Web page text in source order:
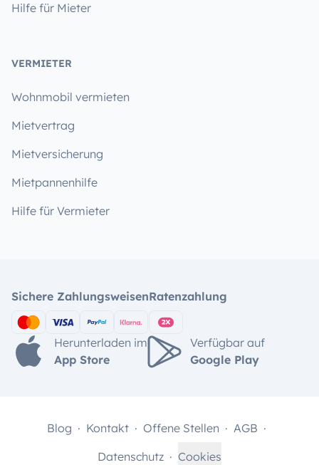
Hilfe für Mieter
VERMIETER
Wohnmobil vermieten
Mietvertrag
Mietversicherung
Mietpannenhilfe
Hilfe für Vermieter
Sichere ZahlungsweisenRatenzahlung
Herunterladen im
App Store
Verfügbar auf
Google Play
Blog Kontakt Offene Stellen
AGB
Datenschutz
Cookies